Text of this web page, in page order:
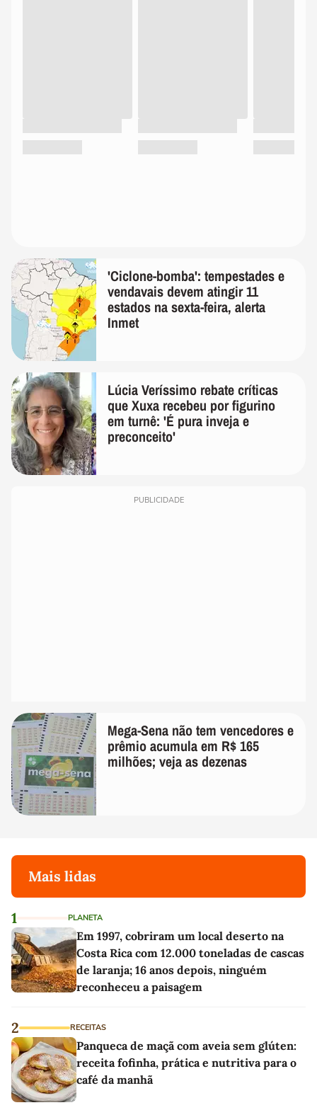
'Ciclone-bomba': tempestades e
vendavais devem atingir 11
estados na sexta-feira, alerta
Inmet
Lúcia Veríssimo rebate críticas
que Xuxa recebeu por figurino
em turnê: 'É pura inveja e
preconceito'
PUBLICIDADE
Mega-Sena não tem vencedores e
prêmio acumula em R$ 165
milhões; veja as dezenas
Mais lidas
1 PLANETA
Em 1997, cobriram um local deserto na
Costa Rica com 12.000 toneladas de cascas
de laranja; 16 anos depois, ninguém
reconheceu a paisagem
2 RECEITAS
Panqueca de maçã com aveia sem glúten:
receita fofinha, prática e nutritiva para o
café da manhã